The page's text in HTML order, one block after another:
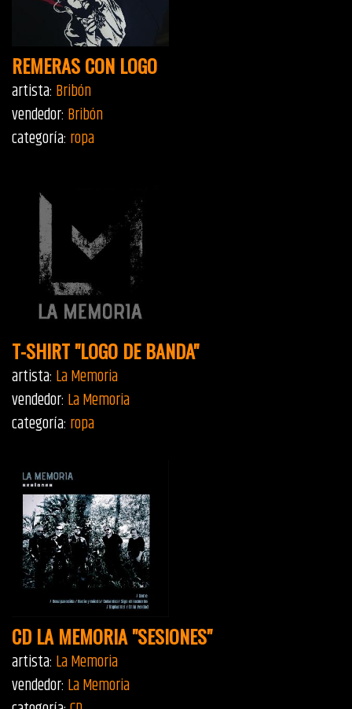
REMERAS CON LOGO
artista: Bribón
vendedor: Bribón
categoría: ropa
T-SHIRT "LOGO DE BANDA"
artista: La Memoria
vendedor: La Memoria
categoría: ropa
CD LA MEMORIA "SESIONES"
artista: La Memoria
vendedor: La Memoria